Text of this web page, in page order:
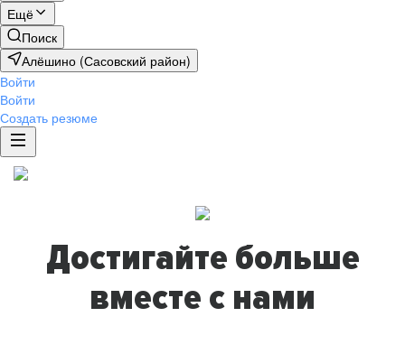
Ещё
Поиск
Алёшино (Сасовский район)
Войти
Войти
Создать резюме
Достигайте больше
вместе с нами